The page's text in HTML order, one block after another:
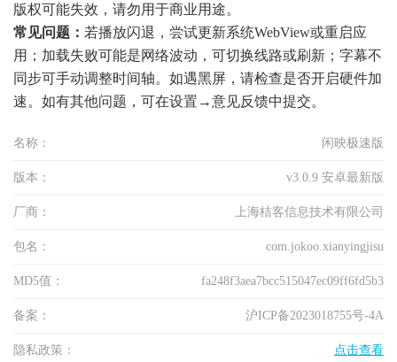
版权可能失效，请勿用于商业用途。
常见问题： 若播放闪退，尝试更新系统WebView或重启应
用；加载失败可能是网络波动，可切换线路或刷新；字幕不
同步可手动调整时间轴。如遇黑屏，请检查是否开启硬件加
速。如有其他问题，可在设置→意见反馈中提交。
名称： 闲映极速版
版本： v3.0.9 安卓最新版
厂商： 上海桔客信息技术有限公司
包名： com.jokoo.xianyingjisu
MD5值： fa248f3aea7bcc515047ec09ff6fd5b3
备案： 沪ICP备2023018755号-4A
隐私政策： 点击查看